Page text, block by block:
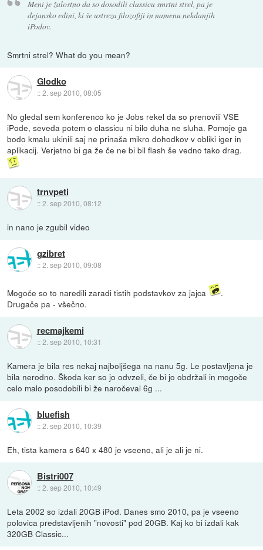
Meni je žalostno da so dosodili classicu smrtni strel, pa je
dejansko edini, ki še ustreza filozofiji in namenu nekdanjih
iPodov.
Smrtni strel? What do you mean?
Glodko
::2. sep 2010, 08:05
No gledal sem konferenco ko je Jobs rekel da so prenovili VSE
iPode, seveda potem o classicu ni bilo duha ne sluha. Pomoje ga
bodo kmalu ukinili saj ne prinaša mikro dohodkov v obliki iger in
aplikacij. Verjetno bi ga že če ne bi bil flash še vedno tako drag.
trnvpeti
::2. sep 2010, 08:12
in nano je zgubil video
gzibret
::2. sep 2010, 09:08
Mogoče so to naredili zaradi tistih podstavkov za jajca
.
Drugače pa - všečno.
recmajkemi
::2. sep 2010, 10:31
Kamera je bila res nekaj najboljšega na nanu 5g. Le postavljena je
bila nerodno. Škoda ker so jo odvzeli, če bi jo obdržali in mogoče
celo malo posodobili bi že naročeval 6g ...
bluefish
::2. sep 2010, 10:39
Eh, tista kamera s 640 x 480 je vseeno, ali je ali je ni.
Bistri007
::2. sep 2010, 10:49
Leta 2002 so izdali 20GB iPod. Danes smo 2010, pa je vseeno
polovica predstavljenih "novosti" pod 20GB. Kaj ko bi izdali kak
320GB Classic...